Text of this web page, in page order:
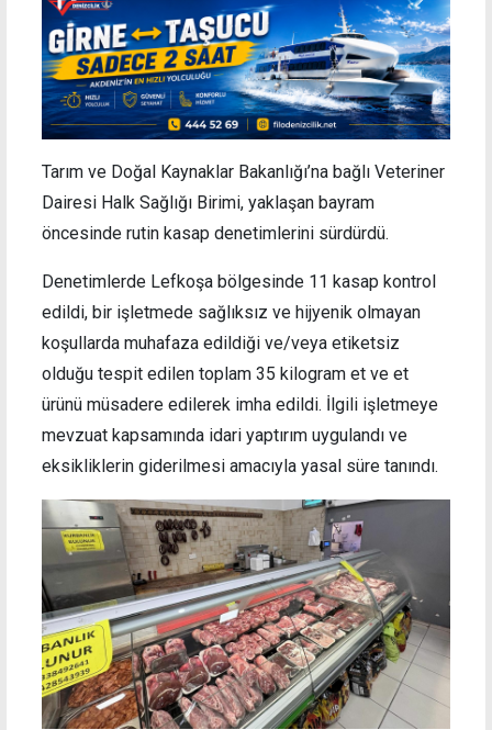
Tarım ve Doğal Kaynaklar Bakanlığı’na bağlı Veteriner
Dairesi Halk Sağlığı Birimi, yaklaşan bayram
öncesinde rutin kasap denetimlerini sürdürdü.
Denetimlerde Lefkoşa bölgesinde 11 kasap kontrol
edildi, bir işletmede sağlıksız ve hijyenik olmayan
koşullarda muhafaza edildiği ve/veya etiketsiz
olduğu tespit edilen toplam 35 kilogram et ve et
ürünü müsadere edilerek imha edildi. İlgili işletmeye
mevzuat kapsamında idari yaptırım uygulandı ve
eksikliklerin giderilmesi amacıyla yasal süre tanındı.